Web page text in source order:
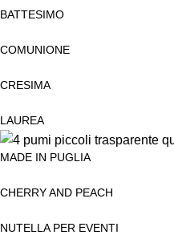
BATTESIMO
COMUNIONE
CRESIMA
LAUREA
MADE IN PUGLIA
CHERRY AND PEACH
NUTELLA PER EVENTI